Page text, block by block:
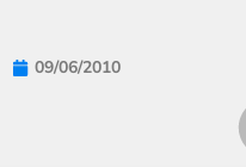
09/06/2010